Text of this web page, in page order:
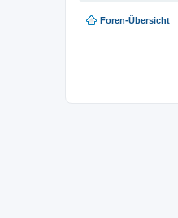
Foren-Übersicht